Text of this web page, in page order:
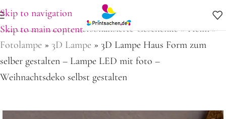
Skip to navigation
Skip to main content
Startseite»Shop»Personalisierte Geschenke » Heim »
Fotolampe » 3D Lampe » 3D Lampe Haus Form zum
selber gestalten – Lampe LED mit foto –
Weihnachtsdeko selbst gestalten